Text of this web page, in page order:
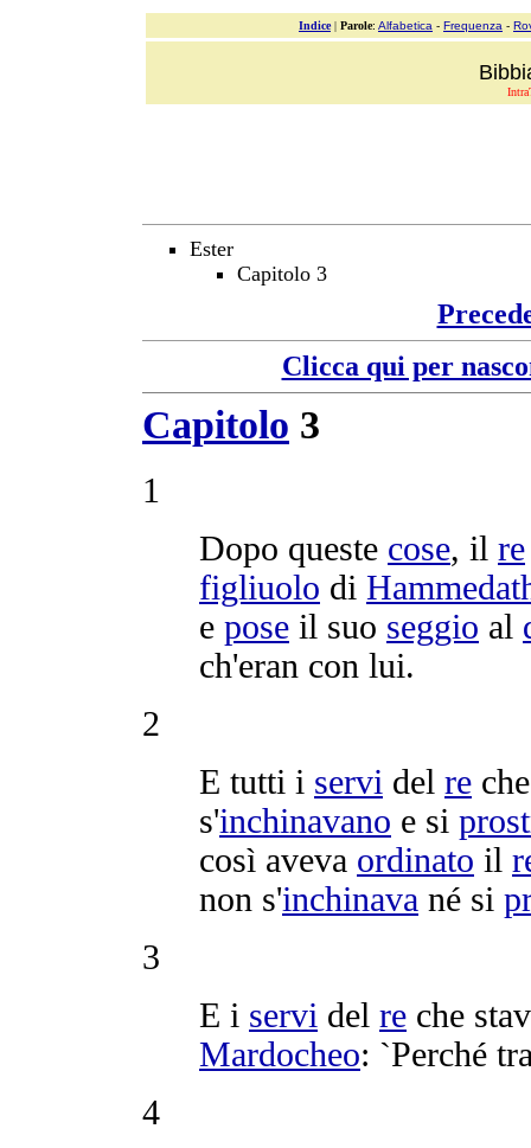
Indice| Parole: Alfabetica - Frequenza -
Ester
Capitolo 3
Clicca qui per
Capitolo 3
1
Dopo queste cose, il re
figliuolo di
e pose il suo seggio al
ch'eran con lui.
2
E tutti i servi del re
s'inchinavano e si
così aveva ordinato il
non s'inchinava né si
3
E i servi del re che
Mardocheo: `Perché
4